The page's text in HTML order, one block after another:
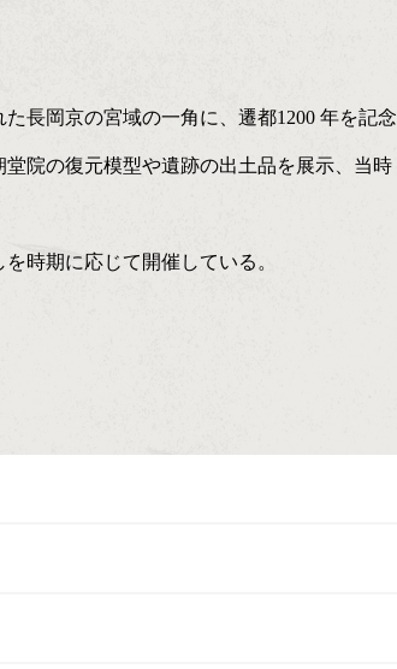
長岡京の宮域の一角に、遷都1200 年を記念
院の復元模型や遺跡の出土品を展示、当時
時期に応じて開催している。